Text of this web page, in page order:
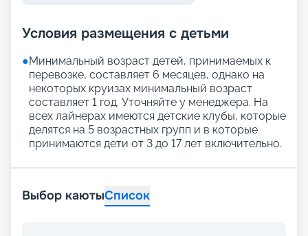
Условия размещения с детьми
●Минимальный возраст детей, принимаемых к
перевозке, составляет 6 месяцев, однако на
некоторых круизах минимальный возраст
составляет 1 год. Уточняйте у менеджера. На
всех лайнерах имеются детские клубы, которые
делятся на 5 возрастных групп и в которые
принимаются дети от 3 до 17 лет включительно.
Выбор каютыСписок